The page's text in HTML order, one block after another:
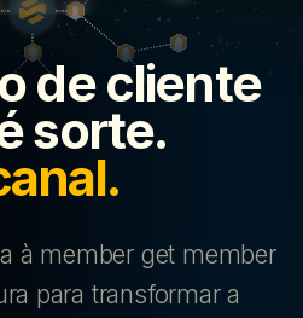
de Produto
Bens de Consumo
Saúde
Serviços
Ecommerce
Blog
de ROI
E-book
Canva
de Recompensas
Parceiro
parceira
e ganhe
PT
um especialista
Login
de cliente
sorte.
à member get member
para transformar a